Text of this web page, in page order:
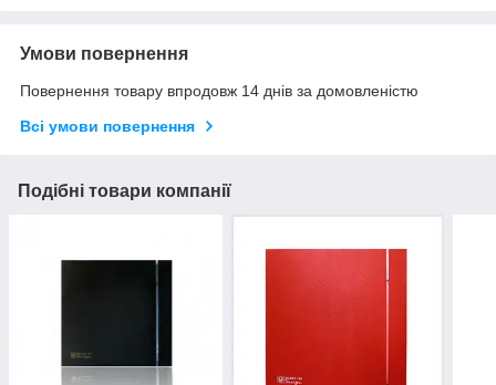
Умови повернення
Повернення товару впродовж 14 днів за домовленістю
Всі умови повернення
Подібні товари компанії